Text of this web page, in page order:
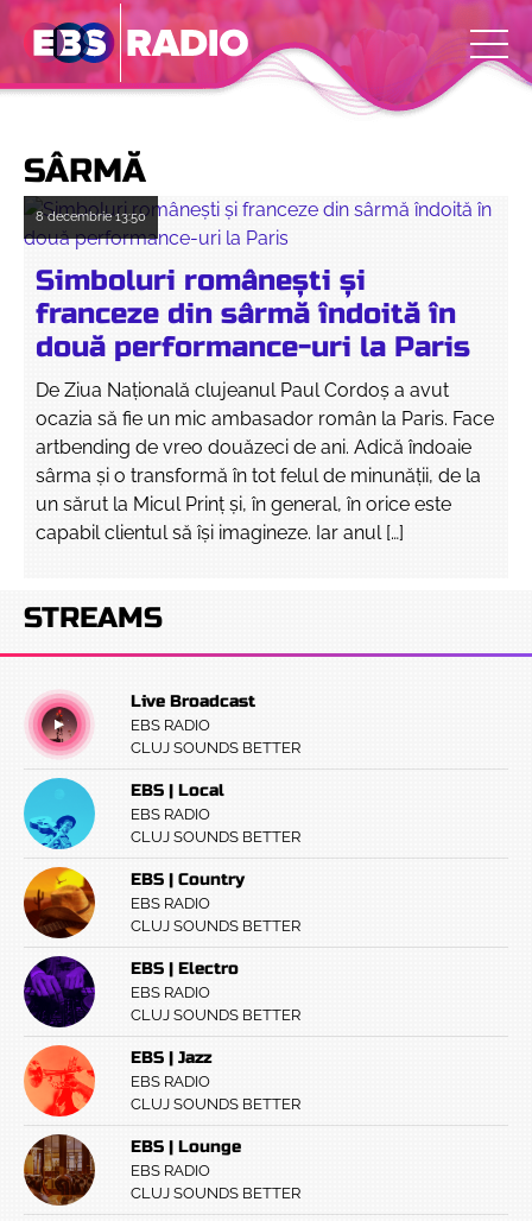
SÂRMĂ
8 decembrie13:50
Simboluri românești și
franceze din sârmă îndoită în
două performance-uri la Paris
De Ziua Națională clujeanul Paul Cordoș a avut
ocazia să fie un mic ambasador român la Paris. Face
artbending de vreo douăzeci de ani. Adică îndoaie
sârma și o transformă în tot felul de minunății, de la
un sărut la Micul Prinț și, în general, în orice este
capabil clientul să își imagineze. Iar anul […]
STREAMS
Live Broadcast
EBS RADIO
CLUJ SOUNDS BETTER
EBS | Local
EBS RADIO
CLUJ SOUNDS BETTER
EBS | Country
EBS RADIO
CLUJ SOUNDS BETTER
EBS | Electro
EBS RADIO
CLUJ SOUNDS BETTER
EBS | Jazz
EBS RADIO
CLUJ SOUNDS BETTER
EBS | Lounge
EBS RADIO
CLUJ SOUNDS BETTER